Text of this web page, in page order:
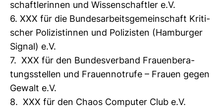
schaft­le­rinnen und Wis­sen­schaftler e.V.
6. XXX für die Bun­des­ar­beits­ge­mein­schaft Kri­ti­
scher Poli­zis­tinnen und Poli­zisten (Ham­burger
Signal) e.V.
7. XXX für den Bun­des­ver­band Frau­en­be­ra­
tungs­stellen und Frau­en­not­rufe – Frauen gegen
Gewalt e.V.
8. XXX für den Chaos Com­puter Club e.V.